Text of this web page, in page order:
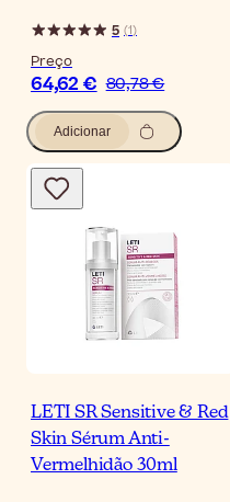
5 (1)
Preço
64,62 € 80,78 €
Adicionar
LETI SR Sensitive & Red
Skin Sérum Anti-
Vermelhidão 30ml